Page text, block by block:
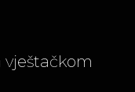
vještačkom